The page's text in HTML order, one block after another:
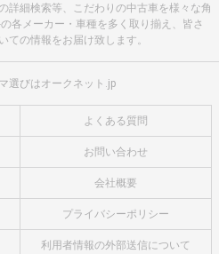
詳細検索等、こだわりの中古車を様々な角
各メーカー・車種を多く取り揃え、皆さ
ての情報をお届け致します。
選びはオークネット.jp
よくある質問
お問い合わせ
会社概要
プライバシーポリシー
利用者情報の外部送信について